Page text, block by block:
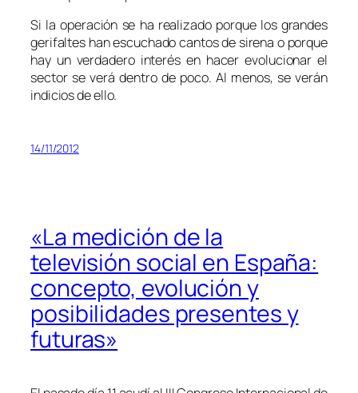
Si la operación se ha realizado porque los grandes
gerifaltes han escuchado cantos de sirena o porque
hay un verdadero interés en hacer evolucionar el
sector se verá dentro de poco. Al menos, se verán
indicios de ello.
14/11/2012
«La medición de la
televisión social en España:
concepto, evolución y
posibilidades presentes y
futuras»